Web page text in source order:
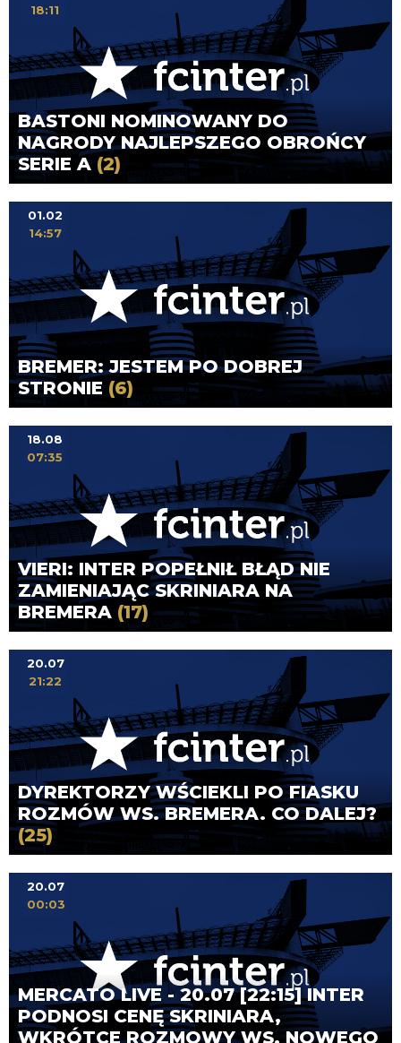
BASTONI NOMINOWANY DO
NAGRODY NAJLEPSZEGO OBROŃCY
SERIE A(2)
18:11
BREMER: JESTEM PO DOBREJ
STRONIE (6)
01.02
14:57
VIERI: INTER POPEŁNIŁ BŁĄD NIE
ZAMIENIAJĄC SKRINIARA NA
BREMERA (17)
18.08
07:35
DYREKTORZY WŚCIEKLI PO FIASKU
ROZMÓW WS. BREMERA. CO DALEJ?
(25)
20.07
21:22
MERCATO LIVE - 20.07 [22:15] INTER
PODNOSI CENĘ SKRINIARA,
WKRÓTCE ROZMOWY WS. NOWEGO
20.07
00:03